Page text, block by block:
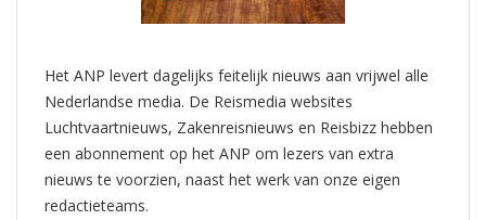
Het ANP levert dagelijks feitelijk nieuws aan vrijwel alle
Nederlandse media. De Reismedia websites
Luchtvaartnieuws, Zakenreisnieuws en Reisbizz hebben
een abonnement op het ANP om lezers van extra
nieuws te voorzien, naast het werk van onze eigen
redactieteams.